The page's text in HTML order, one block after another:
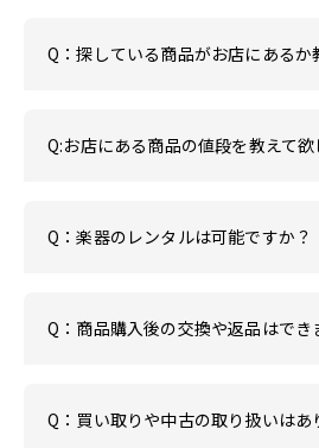
Q：探している商品がお店にあるか
Q:お店にある商品の値段を教えて欲
Q：楽器のレンタルは可能ですか？
Q：商品購入後の交換や返品はでき
Q：買い取りや中古の取り扱いはあ